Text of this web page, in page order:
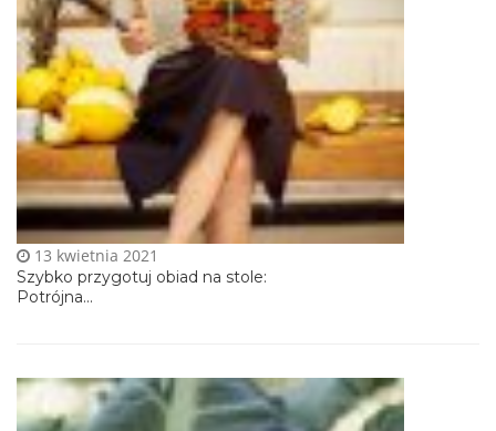
Szybko przygotuj obiad na stole:
Potrójna...
13 kwietnia 2021